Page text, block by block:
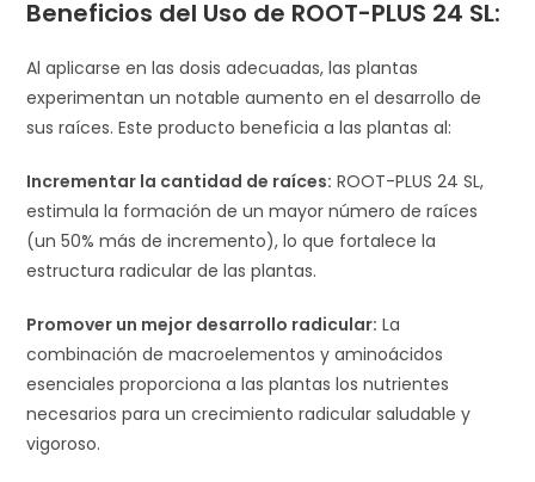
Beneficios del Uso de ROOT-PLUS 24 SL:
Al aplicarse en las dosis adecuadas, las plantas
experimentan un notable aumento en el desarrollo de
sus raíces. Este producto beneficia a las plantas al:
Incrementar la cantidad de raíces: ROOT-PLUS 24 SL,
estimula la formación de un mayor número de raíces
(un 50% más de incremento), lo que fortalece la
estructura radicular de las plantas.
Promover un mejor desarrollo radicular: La
combinación de macroelementos y aminoácidos
esenciales proporciona a las plantas los nutrientes
necesarios para un crecimiento radicular saludable y
vigoroso.